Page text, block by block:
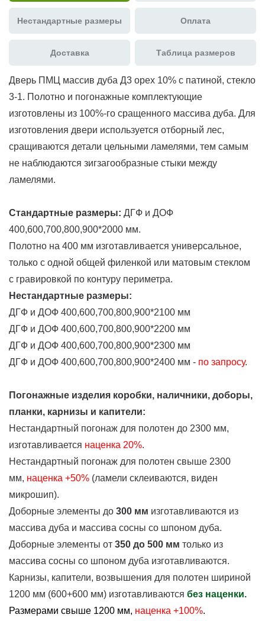
Нестандартные размеры Оплата
Доставка Таблица размеров
Дверь ПМЦ массив дуба Д3 орех 10% с патиной, стекло
3-1. Полотно и погонажные комплектующие
изготовлены из 100%-го сращенного массива дуба. Для
изготовления двери используется отборный лес,
сращиваются детали цельными ламелями, тем самым
не наблюдаются зигзагообразные стыки между
ламелями.
Стандартные размеры: ДГФ и ДОФ
400,600,700,800,900*2000 мм.
Полотно на 400 мм изготавливается универсальное,
только с одной общей филенкой или матовым стеклом
с гравировкой по контуру периметра.
Нестандартные размеры:
ДГФ и ДОФ 400,600,700,800,900*2100 мм
ДГФ и ДОФ 400,600,700,800,900*2200 мм
ДГФ и ДОФ 400,600,700,800,900*2300 мм
ДГФ и ДОФ 400,600,700,800,900*2400 мм - по запросу.
Погонажные изделия коробки, наличники, доборы,
планки, карнизы и капители:
Нестандартный погонаж для полотен до 2300 мм,
изготавливается наценка 20%.
Нестандартный погонаж для полотен свыше 2300
мм, наценка +50% (ламели склеиваются, виден
микрошип).
Доборные элементы до 300 мм изготавливаются из
массива дуба и массива сосны со шпоном дуба.
Доборные элементы от 350 до 500 мм только из
массива сосны со шпоном дуба изготавливаются.
Карнизы, капители, возвышения для полотен шириной
1200 мм (600+600 мм) изготавливаются без наценки.
Размерами свыше 1200 мм, наценка +100%.